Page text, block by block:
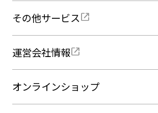
その他サービス
運営会社情報
オンラインショップ